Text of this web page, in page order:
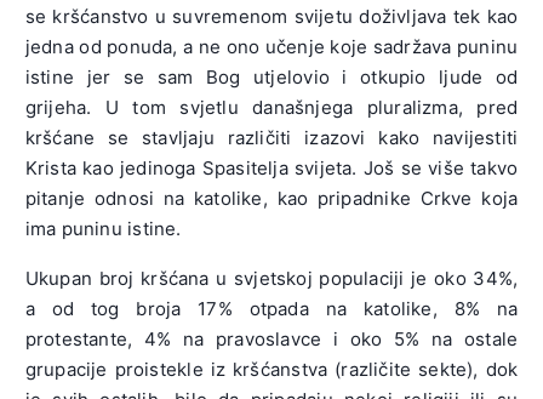
se kršćanstvo u suvremenom svijetu doživljava tek kao
jedna od ponuda, a ne ono učenje koje sadržava puninu
istine jer se sam Bog utjelovio i otkupio ljude od
grijeha. U tom svjetlu današnjega pluralizma, pred
kršćane se stavljaju različiti izazovi kako navijestiti
Krista kao jedinoga Spasitelja svijeta. Još se više takvo
pitanje odnosi na katolike, kao pripadnike Crkve koja
ima puninu istine.
Ukupan broj kršćana u svjetskoj populaciji je oko 34%,
a od tog broja 17% otpada na katolike, 8% na
protestante, 4% na pravoslavce i oko 5% na ostale
grupacije proistekle iz kršćanstva (različite sekte), dok